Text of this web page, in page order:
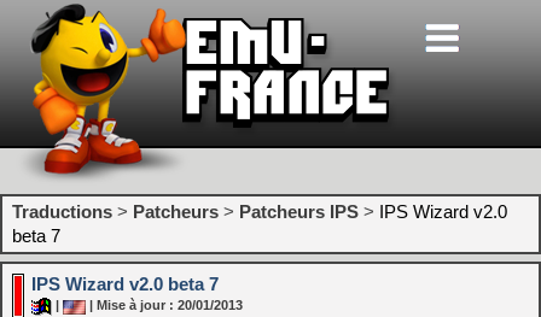
Traductions > Patcheurs > Patcheurs IPS > IPS Wizard v2.0
beta 7
IPS Wizard v2.0 beta 7
| Mise à jour : 20/01/2013